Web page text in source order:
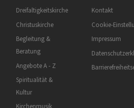
Hauptnavigation
Dreifaltigkeitskirche
Christuskirche
Begleitung &
Beratung
Angebote A - Z
Spiritualität &
Kultur
Kontakt
Cookie-
Impressum